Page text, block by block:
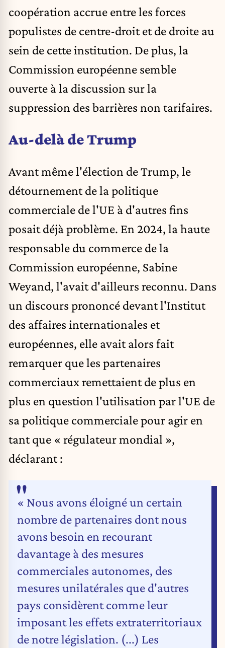
coopération accrue entre les forces
populistes de centre-droit et de droite au
sein de cette institution. De plus, la
Commission européenne semble
ouverte à la discussion sur la
suppression des barrières non tarifaires.
Au-delà de Trump
Avant même l'élection de Trump, le
détournement de la politique
commerciale de l'UE à d'autres fins
posait déjà problème. En 2024, la haute
responsable du commerce de la
Commission européenne, Sabine
Weyand, l'avait d'ailleurs reconnu. Dans
un discours prononcé devant l'Institut
des affaires internationales et
européennes, elle avait alors fait
remarquer que les partenaires
commerciaux remettaient de plus en
plus en question l'utilisation par l'UE de
sa politique commerciale pour agir en
tant que « régulateur mondial »,
déclarant:
« Nous avons éloigné un certain
nombre de partenaires dont nous
avons besoin en recourant
davantage à des mesures
commerciales autonomes, des
mesures unilatérales que d'autres
pays considèrent comme leur
imposant les effets extraterritoriaux
de notre législation. (...) Les